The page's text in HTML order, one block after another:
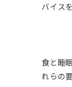
バイス
食と睡
れらの